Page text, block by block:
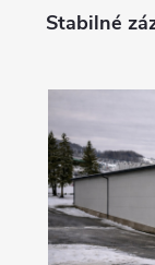
Stabilné